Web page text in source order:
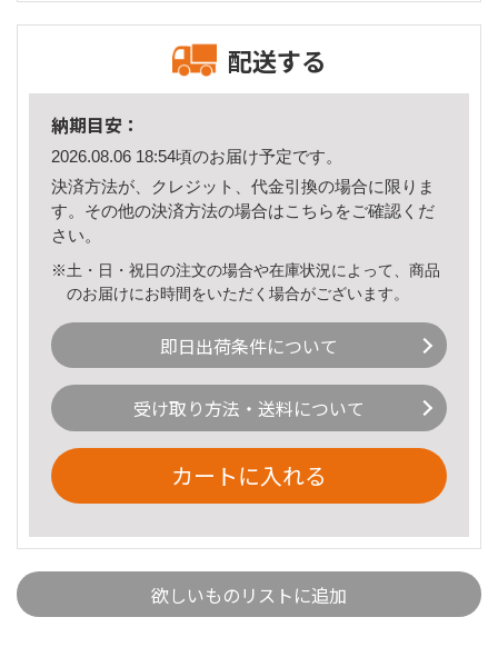
配送する
納期目安：
2026.08.06 18:54頃のお届け予定です。
決済方法が、クレジット、代金引換の場合に限りま
す。その他の決済方法の場合はこちら をご確認くだ
さい。
※土・日・祝日の注文の場合や在庫状況によって、商品
のお届けにお時間をいただく場合がございます。
即日出荷条件について
受け取り方法・送料について
カートに入れる
欲しいものリストに追加